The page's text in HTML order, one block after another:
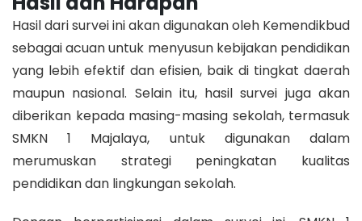
Hasil dari survei ini akan digunakan oleh Kemendikbud
sebagai acuan untuk menyusun kebijakan pendidikan
yang lebih efektif dan efisien, baik di tingkat daerah
maupun nasional. Selain itu, hasil survei juga akan
diberikan kepada masing-masing sekolah, termasuk
SMKN 1 Majalaya, untuk digunakan dalam
merumuskan strategi peningkatan kualitas
pendidikan dan lingkungan sekolah.